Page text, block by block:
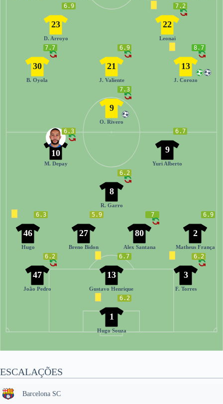
7.2
22
Leonai
6.9
23
D. Arroyo
8.7
13
J. Corozo
6.9
21
J. Valiente
7.7
30
B. Oyola
7.3
9
O. Rivero
6.2
1
Hugo Souza
6.2
47
João Pedro
6.7
13
Gustavo Henrique
6.2
3
F. Torres
6.3
46
Hugo
5.9
27
Breno Bidon
7
80
Alex Santana
6.9
2
Matheus França
6.2
8
R. Garro
6.3
10
M. Depay
6.7
9
Yuri Alberto
ESCALAÇÕES
Barcelona SC